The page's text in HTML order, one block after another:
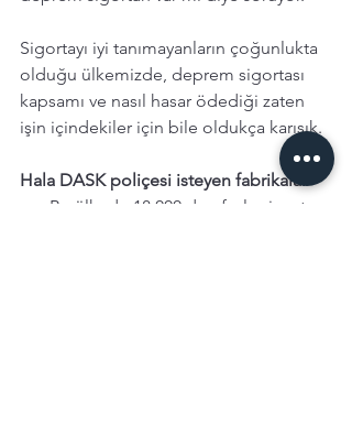
Sigortayı iyi tanımayanların çoğunlukta
olduğu ülkemizde, deprem sigortası
kapsamı ve nasıl hasar ödediği zaten
işin içindekiler için bile oldukça karışık.
Hala DASK poliçesi isteyen fabrikalar
Bu ülkede 18.000 den fazla sigorta